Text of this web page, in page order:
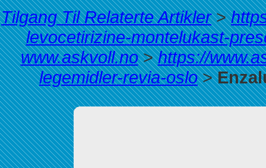
Tilgang Til Relaterte Artikler>
levocetirizine-montelukast-
www.askvoll.no>https://
legemidler-revia-oslo>